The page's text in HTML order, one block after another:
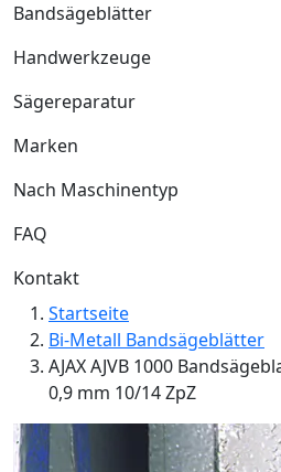
Bandsägeblätter
Handwerkzeuge
Sägereparatur
Marken
Nach Maschinentyp
FAQ
Kontakt
Startseite
Bi-Metall Bandsägeblätter
AJAX AJVB 1000
0,9 mm 10/14 ZpZ